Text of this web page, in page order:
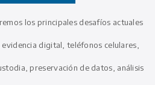
los principales desafíos actuales
digital, teléfonos celulares,
preservación de datos, análisis